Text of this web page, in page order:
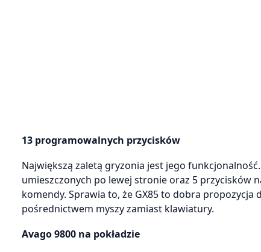
13 programowalnych przycisków
Największą zaletą gryzonia jest jego
umieszczonych po lewej stronie oraz 5 przycisków
komendy. Sprawia to, że GX85 to dobra
pośrednictwem myszy zamiast klawiatury.
Avago 9800 na pokładzie